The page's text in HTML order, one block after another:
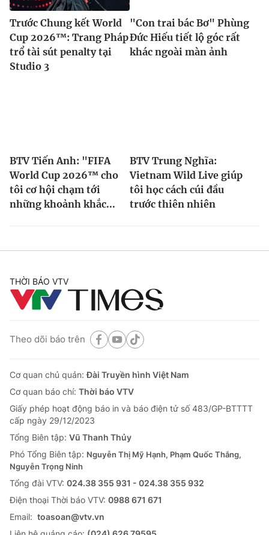
Trước Chung kết World
Cup 2026™: Trang Pháp
trổ tài sút penalty tại
Studio 3
"Con trai bác Bơ" Phùng
Đức Hiếu tiết lộ góc rất
khác ngoài màn ảnh
BTV Tiến Anh: "FIFA
World Cup 2026™ cho
tôi cơ hội chạm tới
những khoảnh khắc...
BTV Trung Nghĩa:
Vietnam Wild Live giúp
tôi học cách cúi đầu
trước thiên nhiên
THỜI BÁO VTV
Theo dõi báo trên
Cơ quan chủ quản:Đài Truyền hình Việt Nam
Cơ quan báo chí: Thời báo VTV
Giấy phép hoạt động báo in và báo điện tử số 483/GP-BTTTT
cấp ngày 29/12/2023
Tổng Biên tập: Vũ Thanh Thủy
Phó Tổng Biên tập: Nguyễn Thị Mỹ Hạnh, Phạm Quốc Thắng,
Nguyễn Trọng Ninh
Tổng đài VTV: 024.38 355 931 - 024.38 355 932
Ðiện thoại Thời báo VTV: 0988 671 671
Email: toasoan@vtv.vn